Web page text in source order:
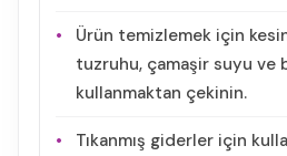
Ürün temizlemek için
tuzruhu, çamaşir suyu ve
kullanmaktan çekinin.
Tıkanmış giderler için